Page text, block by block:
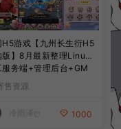
H5游戏【九州长生衍H5
版】8月最新整理Linux
服务端+管理后台+GM
台+简易安卓客户端
细搭建教程+视频教程
售资源
冷雨泽ღ 1000